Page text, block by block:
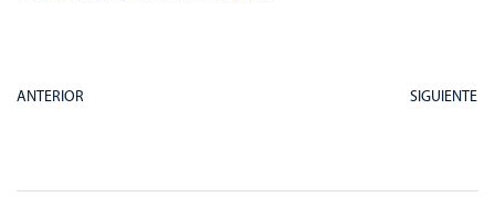
ANTERIOR SIGUIENTE